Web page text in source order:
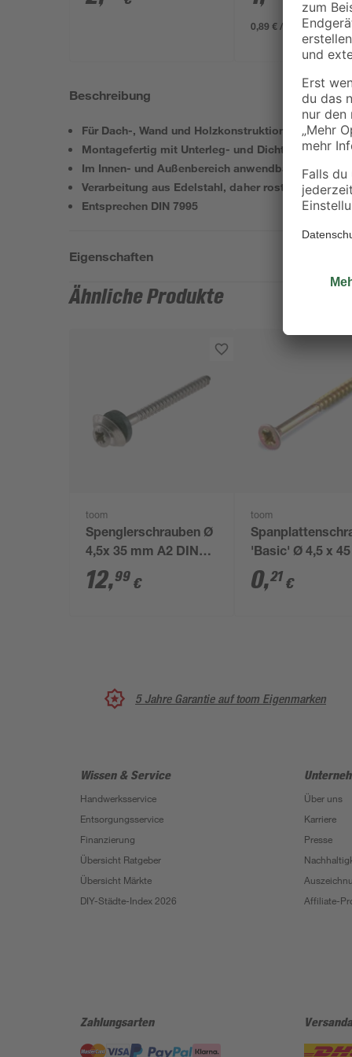
0,89 € / Meter
Beschreibung
Für Dach-, Wand und Holzkonstruktionen
Montagefertig mit Unterleg- und Dichtscheibe
Im Innen- und Außenbereich anwendbar
Verarbeitung aus Edelstahl, daher rostfrei
Entsprechen DIN 7995
Eigenschaften
Ähnliche Produkte
toom
Spenglerschrauben Ø
4,5x 35 mm A2 DIN
7995 25 Stück
12,99 €
toom
'Basic' Ø 4,5 x
PZ
0,21 €
5 Jahre Garantie auf toom Eigenmarken
Wissen & Service
Handwerksservice
Entsorgungsservice
Finanzierung
Übersicht Ratgeber
Übersicht Märkte
DIY-Städte-Index 2026
Über uns
Karriere
Presse
Affiliate-
Zahlungsarten